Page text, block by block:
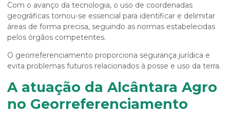
Com o avanço da tecnologia, o uso de coordenadas
geográficas tornou-se essencial para identificar e delimitar
áreas de forma precisa, seguindo as normas estabelecidas
pelos órgãos competentes.
O georreferenciamento proporciona segurança jurídica e
evita problemas futuros relacionados à posse e uso da terra.
A atuação da Alcântara Agro
no Georreferenciamento